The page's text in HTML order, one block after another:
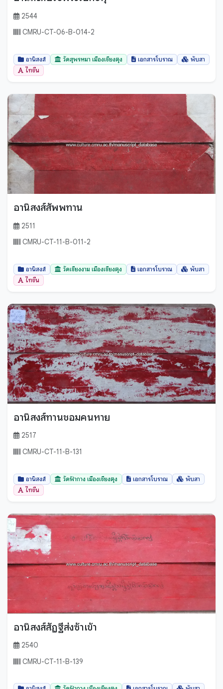
2544
CMRU-CT-06-B-014-2
อานิสงส์ วัดสุพรหมา เมืองเชียงตุง เอกสารโบราณ
พับสา
ไทขึน
อานิสงส์สัพพทาน
2511
CMRU-CT-11-B-011-2
อานิสงส์ วัดเชียงงาม เมืองเชียงตุง เอกสารโบราณ
พับสา
ไทขึน
อานิสงส์ทานชอมคนหาย
2517
CMRU-CT-11-B-131
อานิสงส์ วัดฟ้ากาง เมืองเชียงตุง เอกสารโบราณ
พับสา
ไทขึน
อานิสงส์สัฏฐีส่งซ้าเข้า
2540
CMRU-CT-11-B-139